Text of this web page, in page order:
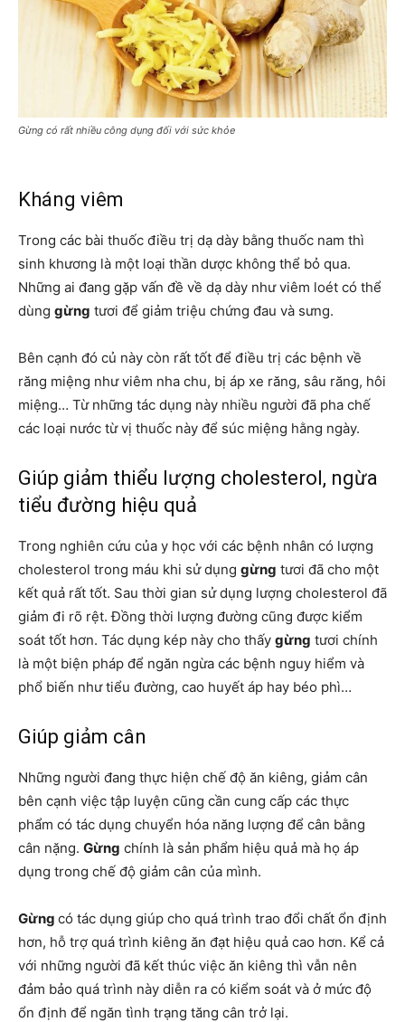
Gừng có rất nhiều công dụng đối với sức khỏe
Kháng viêm
Trong các bài thuốc điều trị dạ dày bằng thuốc nam thì
sinh khương là một loại thần dược không thể bỏ qua.
Những ai đang gặp vấn đề về dạ dày như viêm loét có thể
dùng gừng tươi để giảm triệu chứng đau và sưng.
Bên cạnh đó củ này còn rất tốt để điều trị các bệnh về
răng miệng như viêm nha chu, bị áp xe răng, sâu răng, hôi
miệng… Từ những tác dụng này nhiều người đã pha chế
các loại nước từ vị thuốc này để súc miệng hằng ngày.
Giúp giảm thiểu lượng cholesterol, ngừa
tiểu đường hiệu quả
Trong nghiên cứu của y học với các bệnh nhân có lượng
cholesterol trong máu khi sử dụng gừng tươi đã cho một
kết quả rất tốt. Sau thời gian sử dụng lượng cholesterol đã
giảm đi rõ rệt. Đồng thời lượng đường cũng được kiểm
soát tốt hơn. Tác dụng kép này cho thấy gừng tươi chính
là một biện pháp để ngăn ngừa các bệnh nguy hiểm và
phổ biến như tiểu đường, cao huyết áp hay béo phì…
Giúp giảm cân
Những người đang thực hiện chế độ ăn kiêng, giảm cân
bên cạnh việc tập luyện cũng cần cung cấp các thực
phẩm có tác dụng chuyển hóa năng lượng để cân bằng
cân nặng. Gừng chính là sản phẩm hiệu quả mà họ áp
dụng trong chế độ giảm cân của mình.
Gừng có tác dụng giúp cho quá trình trao đổi chất ổn định
hơn, hỗ trợ quá trình kiêng ăn đạt hiệu quả cao hơn. Kể cả
với những người đã kết thúc việc ăn kiêng thì vẫn nên
đảm bảo quá trình này diễn ra có kiểm soát và ở mức độ
ổn định để ngăn tình trạng tăng cân trở lại.